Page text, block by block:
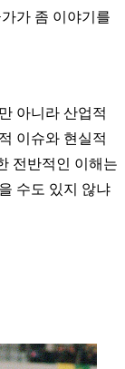
가 좀 이야기를
아니라 산업적
이슈와 현실적
전반적인 이해는
수도 있지 않냐